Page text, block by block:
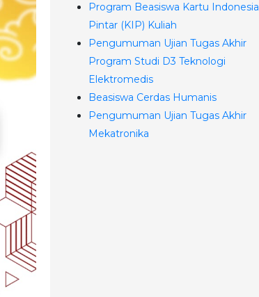
Program Beasiswa Kartu Indonesia
Pintar (KIP) Kuliah
Pengumuman Ujian Tugas Akhir
Program Studi D3 Teknologi
Elektromedis
Beasiswa Cerdas Humanis
Pengumuman Ujian Tugas Akhir
Mekatronika